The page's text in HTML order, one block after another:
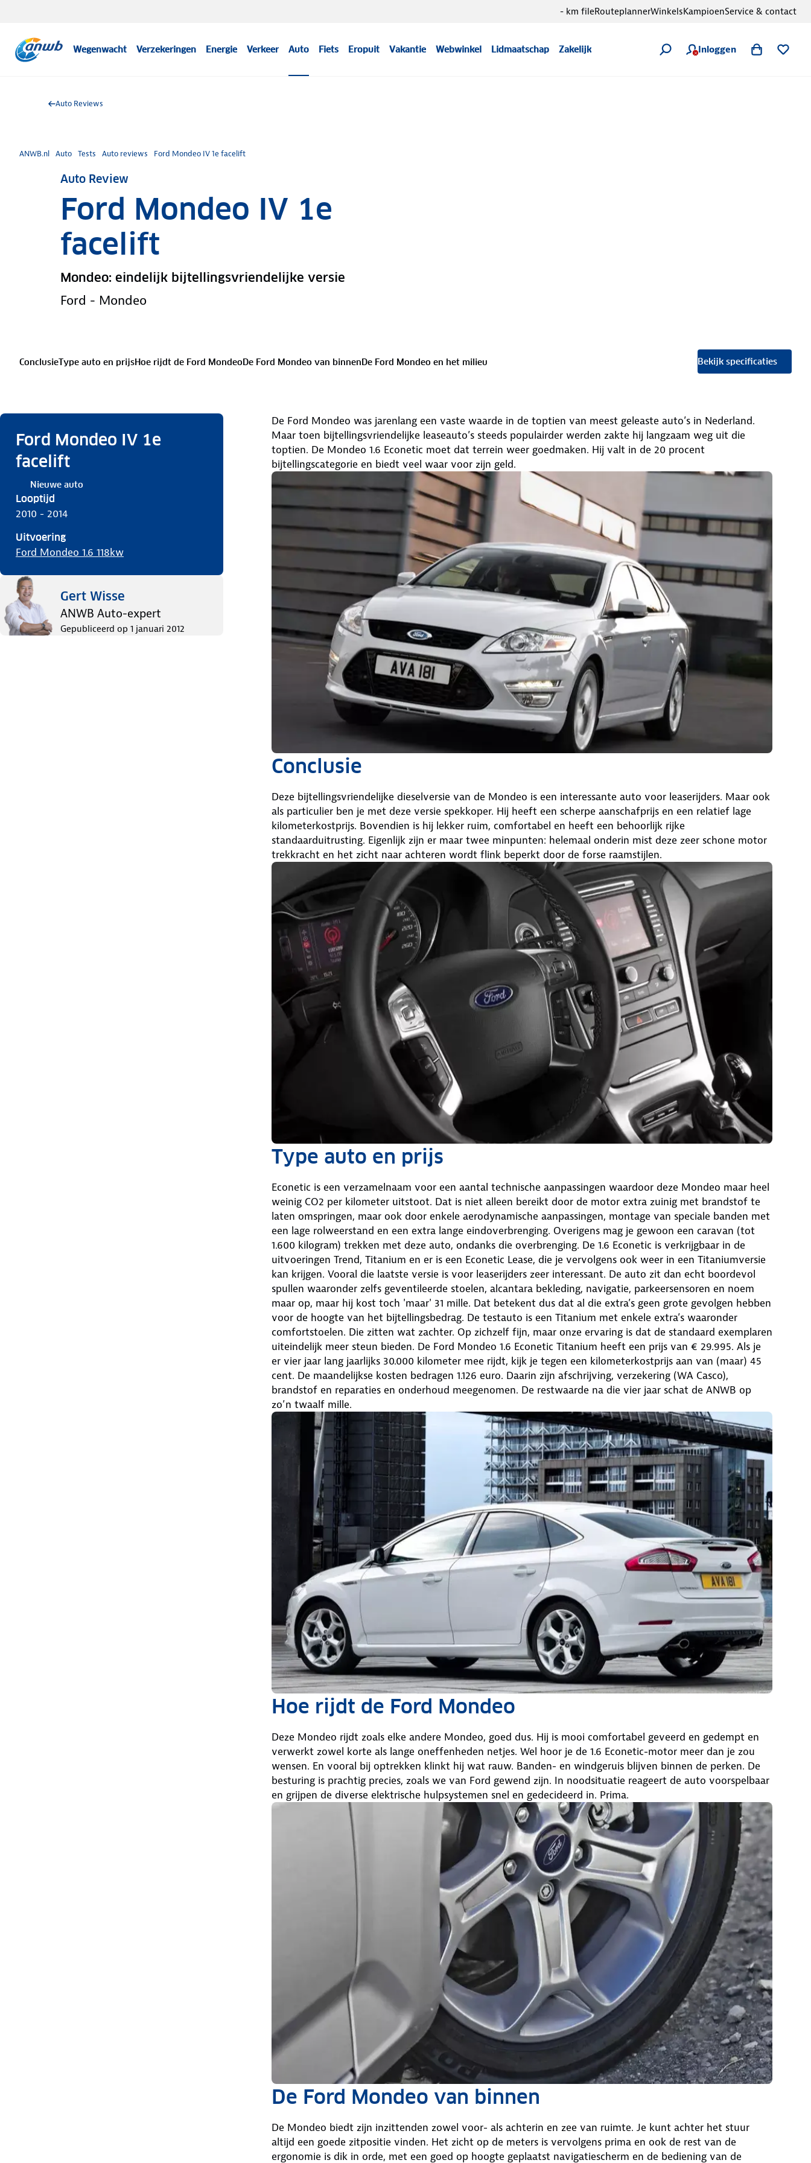
Wegenwacht Verzekeringen Energie Verkeer Auto Fiets Eropuit Vakantie Webwinkel Lidmaatschap Zakelijk Inloggen
- km fileRouteplannerWinkelsKampioenService & contact
Auto Reviews
ANWB.nl Auto Tests Auto reviews Ford Mondeo IV 1e facelift
Auto Review
Ford Mondeo IV 1e
facelift
Mondeo: eindelijk bijtellingsvriendelijke versie
Ford - Mondeo
ConclusieType auto en prijsHoe rijdt de Ford MondeoDe Ford Mondeo van binnenDe Ford Mondeo en het milieu Bekijk specificaties
Ford Mondeo IV 1e
facelift
Nieuwe auto
Looptijd
2010 - 2014
Uitvoering
Ford Mondeo 1.6 118kw
Gert Wisse
ANWB Auto-expert
Gepubliceerd op 1 januari 2012
De Ford Mondeo was jarenlang een vaste waarde in de toptien van meest geleaste auto’s in Nederland.
Maar toen bijtellingsvriendelijke leaseauto’s steeds populairder werden zakte hij langzaam weg uit die
toptien. De Mondeo 1.6 Econetic moet dat terrein weer goedmaken. Hij valt in de 20 procent
bijtellingscategorie en biedt veel waar voor zijn geld.
Conclusie
Deze bijtellingsvriendelijke dieselversie van de Mondeo is een interessante auto voor leaserijders. Maar ook
als particulier ben je met deze versie spekkoper. Hij heeft een scherpe aanschafprijs en een relatief lage
kilometerkostprijs. Bovendien is hij lekker ruim, comfortabel en heeft een behoorlijk rijke
standaarduitrusting. Eigenlijk zijn er maar twee minpunten: helemaal onderin mist deze zeer schone motor
trekkracht en het zicht naar achteren wordt flink beperkt door de forse raamstijlen.
Type auto en prijs
Econetic is een verzamelnaam voor een aantal technische aanpassingen waardoor deze Mondeo maar heel
weinig CO2 per kilometer uitstoot. Dat is niet alleen bereikt door de motor extra zuinig met brandstof te
laten omspringen, maar ook door enkele aerodynamische aanpassingen, montage van speciale banden met
een lage rolweerstand en een extra lange eindoverbrenging. Overigens mag je gewoon een caravan (tot
1.600 kilogram) trekken met deze auto, ondanks die overbrenging. De 1.6 Econetic is verkrijgbaar in de
uitvoeringen Trend, Titanium en er is een Econetic Lease, die je vervolgens ook weer in een Titaniumversie
kan krijgen. Vooral die laatste versie is voor leaserijders zeer interessant. De auto zit dan echt boordevol
spullen waaronder zelfs geventileerde stoelen, alcantara bekleding, navigatie, parkeersensoren en noem
maar op, maar hij kost toch 'maar' 31 mille. Dat betekent dus dat al die extra’s geen grote gevolgen hebben
voor de hoogte van het bijtellingsbedrag. De testauto is een Titanium met enkele extra’s waaronder
comfortstoelen. Die zitten wat zachter. Op zichzelf fijn, maar onze ervaring is dat de standaard exemplaren
uiteindelijk meer steun bieden. De Ford Mondeo 1.6 Econetic Titanium heeft een prijs van € 29.995. Als je
er vier jaar lang jaarlijks 30.000 kilometer mee rijdt, kijk je tegen een kilometerkostprijs aan van (maar) 45
cent. De maandelijkse kosten bedragen 1.126 euro. Daarin zijn afschrijving, verzekering (WA Casco),
brandstof en reparaties en onderhoud meegenomen. De restwaarde na die vier jaar schat de ANWB op
zo’n twaalf mille.
Hoe rijdt de Ford Mondeo
Deze Mondeo rijdt zoals elke andere Mondeo, goed dus. Hij is mooi comfortabel geveerd en gedempt en
verwerkt zowel korte als lange oneffenheden netjes. Wel hoor je de 1.6 Econetic-motor meer dan je zou
wensen. En vooral bij optrekken klinkt hij wat rauw. Banden- en windgeruis blijven binnen de perken. De
besturing is prachtig precies, zoals we van Ford gewend zijn. In noodsituatie reageert de auto voorspelbaar
en grijpen de diverse elektrische hulpsystemen snel en gedecideerd in. Prima.
De Ford Mondeo van binnen
De Mondeo biedt zijn inzittenden zowel voor- als achterin en zee van ruimte. Je kunt achter het stuur
altijd een goede zitpositie vinden. Het zicht op de meters is vervolgens prima en ook de rest van de
ergonomie is dik in orde, met een goed op hoogte geplaatst navigatiescherm en de bediening van de